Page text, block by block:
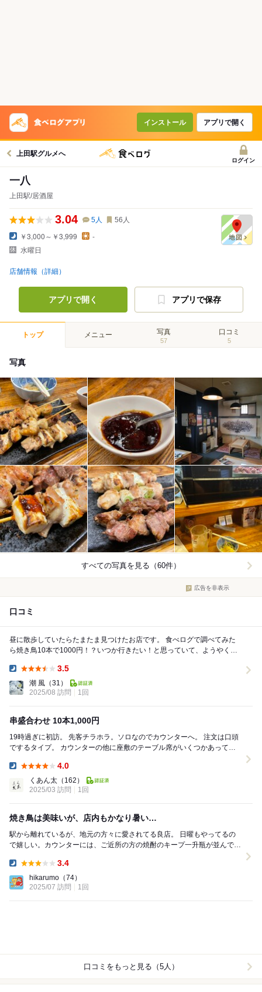
インストール アプリで開く
上田駅グルメへ
ログイン
一八
上田駅/居酒屋
3.04 5人 56 人
￥3,000～￥3,999
-
水曜日
店舗情報（詳細）
アプリで開く アプリで保存
トップ メニュー 写真
57
口コミ
5
写真
すべての写真を見る（60件）
広告を非表示
口コミ
昼に散歩していたらたまたま見つけたお店です。 食べログで調べてみた
ら焼き鳥10本で1000円！？いつか行きたい！と思っていて、ようやく行
3.5
潮 風 （31）
2025/08 訪問
1回
串盛合わせ 10本1,000円
19時過ぎに初訪。 先客チラホラ。ソロなのでカウンターへ。 注文は口頭
でするタイプ。 カウンターの他に座敷のテーブル席がいくつかあって、
4.0
くあん太 （162）
2025/03 訪問
1回
焼き鳥は美味いが、店内もかなり暑い…
駅から離れているが、地元の方々に愛されてる良店。 日曜もやってるの
で嬉しい。カウンターには、ご近所の方の焼酎のキープ一升瓶が並んで
3.4
hikarumo （74）
2025/07 訪問
1回
口コミをもっと見る（5人）